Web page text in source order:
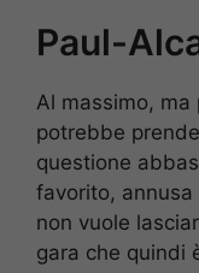
Paul-
Al massimo, ma
potrebbe
questione
favorito, annusa
non vuole
gara che quindi